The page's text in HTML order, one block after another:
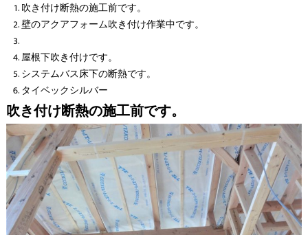
吹き付け断熱の施工前です。
壁のアクアフォーム吹き付け作業中です。
屋根下吹き付けです。
システムバス床下の断熱です。
タイベックシルバー
吹き付け断熱の施工前です。